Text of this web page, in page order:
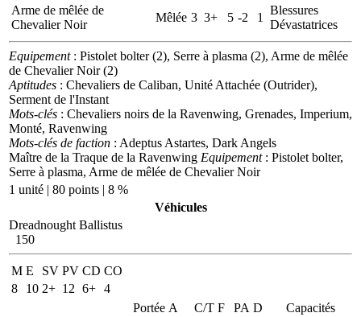
Arme de mêlée de
Chevalier Noir
Mêlée 3 3+ 5 -2 1
Blessures
Dévastatrices
Equipement: Pistolet bolter (2), Serre à plasma (2), Arme de mêlée
de Chevalier Noir (2)
Aptitudes : Chevaliers de Caliban, Unité Attachée (Outrider),
Serment de l'Instant
Mots-clés : Chevaliers noirs de la Ravenwing, Grenades, Imperium,
Monté, Ravenwing
Mots-clés de faction : Adeptus Astartes, Dark Angels
Maître de la Traque de la Ravenwing Equipement: Pistolet bolter,
Serre à plasma, Arme de mêlée de Chevalier Noir
1 unité | 80 points | 8 %
Véhicules
Dreadnought Ballistus
150
M E SV PV CD CO
8
10 2+ 12 6+ 4
Portée A C/T F PA D
Capacités